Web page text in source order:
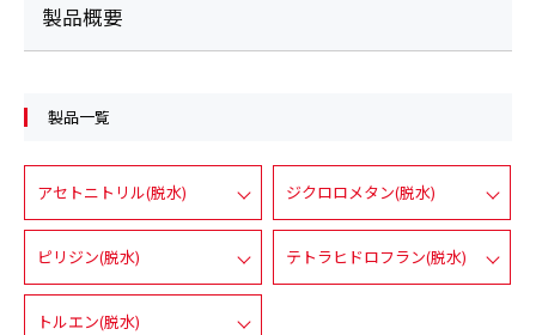
製品概要
製品一覧
アセトニトリル(脱水) ジクロロメタン(脱水)
ピリジン(脱水) テトラヒドロフラン(脱水)
トルエン(脱水)